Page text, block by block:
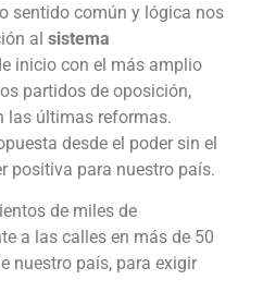
sentido común y lógica nos
al sistema
inicio con el más amplio
partidos de oposición,
las últimas reformas.
desde el poder sin el
positiva para nuestro país.
de miles de
a las calles en más de 50
nuestro país, para exigir